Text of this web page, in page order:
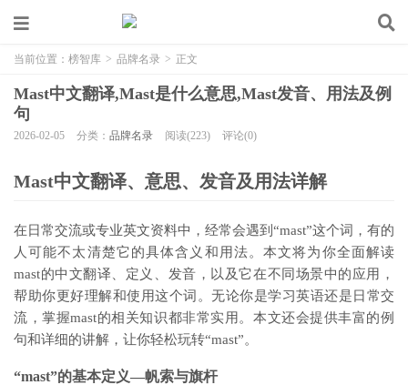
当前位置： 榜智库 > 品牌名录 > 正文
Mast中文翻译,Mast是什么意思,Mast发音、用法及例
句
2026-02-05 分类： 品牌名录 阅读(223) 评论(0)
Mast中文翻译、意思、发音及用法详解
在日常交流或专业英文资料中，经常会遇到“mast”这个词，有的
人可能不太清楚它的具体含义和用法。本文将为你全面解读
mast的中文翻译、定义、发音，以及它在不同场景中的应用，
帮助你更好理解和使用这个词。无论你是学习英语还是日常交
流，掌握mast的相关知识都非常实用。本文还会提供丰富的例
句和详细的讲解，让你轻松玩转“mast”。
“mast”的基本定义—帆索与旗杆